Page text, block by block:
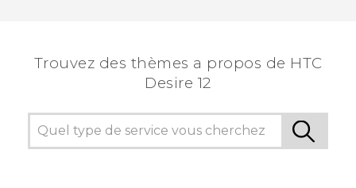
Trouvez des thèmes a propos de HTC
Desire 12